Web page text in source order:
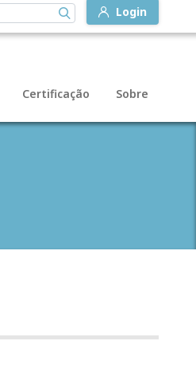
Login
Certificação Sobre